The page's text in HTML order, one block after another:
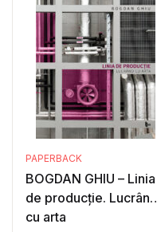
PAPERBACK
BOGDAN GHIU – Linia
de producție. Lucrând
cu arta